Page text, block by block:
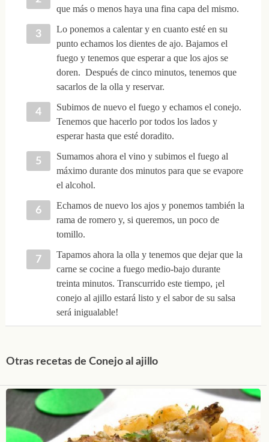
que más o menos haya una fina capa del mismo.
Lo ponemos a calentar y en cuanto esté en su
punto echamos los dientes de ajo. Bajamos el
fuego y tenemos que esperar a que los ajos se
doren. Después de cinco minutos, tenemos que
sacarlos de la olla y reservar.
Subimos de nuevo el fuego y echamos el conejo.
Tenemos que hacerlo por todos los lados y
esperar hasta que esté doradito.
Sumamos ahora el vino y subimos el fuego al
máximo durante dos minutos para que se evapore
el alcohol.
Echamos de nuevo los ajos y ponemos también la
rama de romero y, si queremos, un poco de
tomillo.
Tapamos ahora la olla y tenemos que dejar que la
carne se cocine a fuego medio-bajo durante
treinta minutos. Transcurrido este tiempo, ¡el
conejo al ajillo estará listo y el sabor de su salsa
será inigualable!
Otras recetas de Conejo al ajillo